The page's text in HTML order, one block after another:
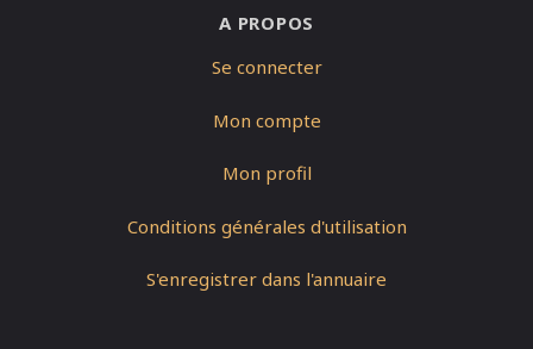
A PROPOS
Se connecter
Mon compte
Mon profil
Conditions générales d'utilisation
S'enregistrer dans l'annuaire